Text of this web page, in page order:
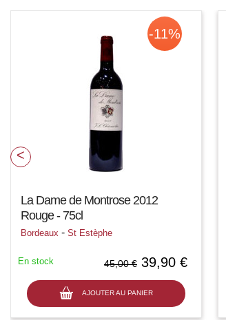
La Dame de Montrose 2012
Rouge - 75cl
Bordeaux - St Estèphe
45,00 € 39,90 €
AJOUTER AU PANIER
En stock
-11%